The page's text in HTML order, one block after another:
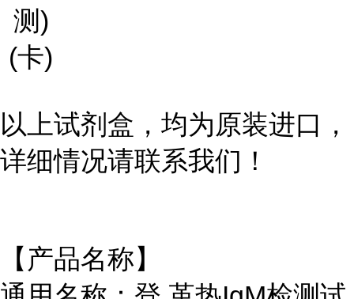
测)
(卡)
以上试剂盒，均为原装进口，
详细情况请联系我们！
【产品名称】